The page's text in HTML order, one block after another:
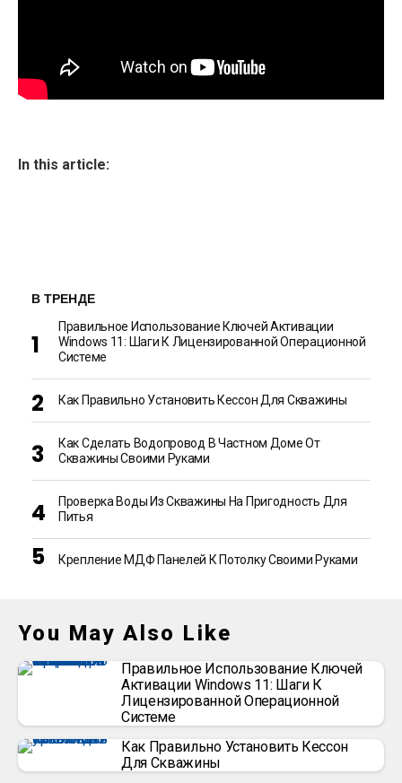
In this article:
В ТРЕНДЕ
Правильное Использование Ключей Активации
Windows 11: Шаги К Лицензированной Операционной
Системе
Как Правильно Установить Кессон Для Скважины
Как Сделать Водопровод В Частном Доме От
Скважины Своими Руками
Проверка Воды Из Скважины На Пригодность Для
Питья
Крепление МДФ Панелей К Потолку Своими Руками
You May Also Like
Правильное Использование Ключей
Активации Windows 11: Шаги К
Лицензированной Операционной
Системе
Как Правильно Установить Кессон
Для Скважины